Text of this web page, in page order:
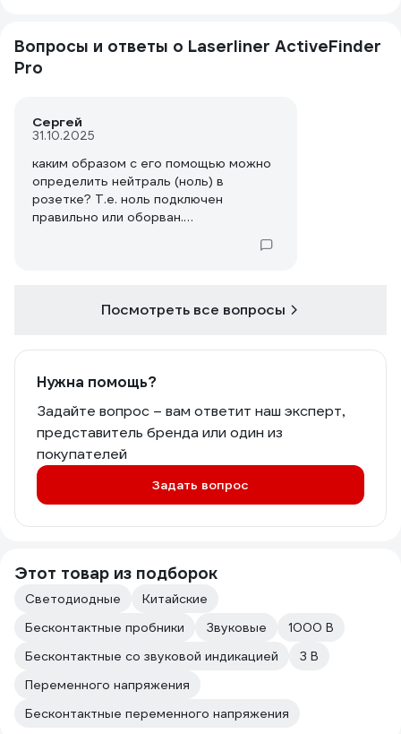
Вопросы и ответы о Laserliner ActiveFinder
Pro
Сергей
31.10.2025
каким образом с его помощью можно
определить нейтраль (ноль) в
розетке? Т.е. ноль подключен
правильно или оборван.
индикатор горит постоянно. Красный
Посмотреть все вопросы
Нужна помощь?
Задайте вопрос – вам ответит наш эксперт,
представитель бренда или один из
покупателей
Задать вопрос
Этот товар из подборок
Светодиодные
Китайские
Бесконтактные пробники
Звуковые
1000 В
Бесконтактные со звуковой индикацией
3 В
Переменного напряжения
Бесконтактные переменного напряжения